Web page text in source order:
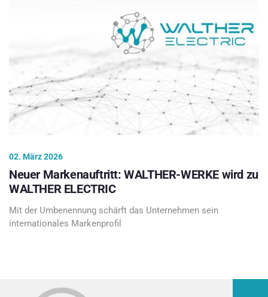
02. März 2026
Neuer Markenauftritt: WALTHER-WERKE wird zu
WALTHER ELECTRIC
Mit der Umbenennung schärft das Unternehmen sein
internationales Markenprofil